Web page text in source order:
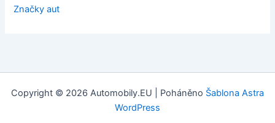
Značky aut
Copyright © 2026 Automobily.EU | Poháněno Šablona Astra
WordPress